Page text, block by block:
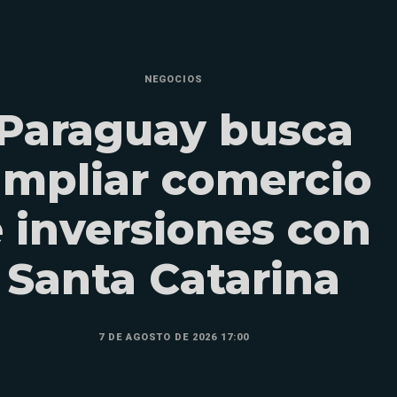
NEGOCIOS
busca
comercio
inversiones con
Santa Catarina
7 DE AGOSTO DE 2026 17:00